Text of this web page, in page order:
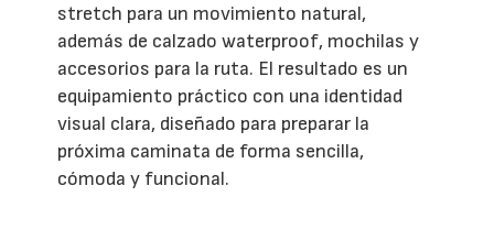
stretch para un movimiento natural,
además de calzado waterproof, mochilas y
accesorios para la ruta. El resultado es un
equipamiento práctico con una identidad
visual clara, diseñado para preparar la
próxima caminata de forma sencilla,
cómoda y funcional.